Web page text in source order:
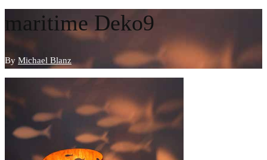
maritime Deko9
By Michael Blanz